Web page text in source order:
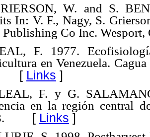
W. and S.
In: V. F., Nagy, S.
Co Inc. Wesport,
F. 1977.
en Venezuela.
Links ]
F. y G.
en la región central
[ Links ]